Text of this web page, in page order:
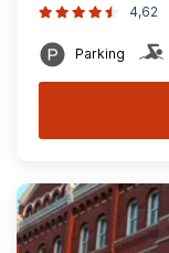
4,62
Parking